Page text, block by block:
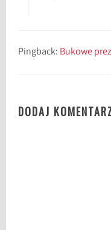
Pingback: Bukowe
DODAJ